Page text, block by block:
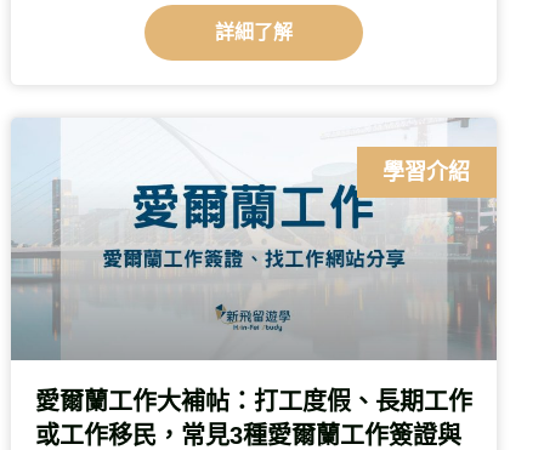
詳細了解
學習介紹
愛爾蘭工作大補帖：打工度假、長期工作
或工作移民，常見3種愛爾蘭工作簽證與